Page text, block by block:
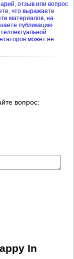
отзыв или вопрос
что выражаете
материалов, на
публикацию
может не
вопрос:
In